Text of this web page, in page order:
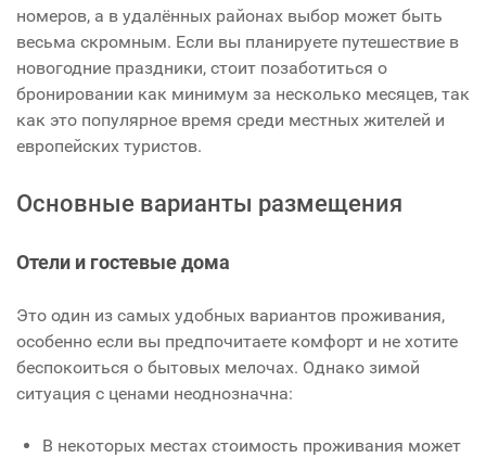
номеров, а в удалённых районах выбор может быть
весьма скромным. Если вы планируете путешествие в
новогодние праздники, стоит позаботиться о
бронировании как минимум за несколько месяцев, так
как это популярное время среди местных жителей и
европейских туристов.
Основные варианты размещения
Отели и гостевые дома
Это один из самых удобных вариантов проживания,
особенно если вы предпочитаете комфорт и не хотите
беспокоиться о бытовых мелочах. Однако зимой
ситуация с ценами неоднозначна:
В некоторых местах стоимость проживания может